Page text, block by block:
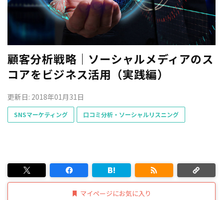
顧客分析戦略｜ソーシャルメディアのス
コアをビジネス活用（実践編）
更新日: 2018年01月31日
SNSマーケティング 口コミ分析・ソーシャルリスニング
マイページにお気に入り